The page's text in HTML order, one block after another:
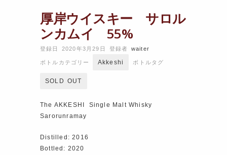
厚岸ウイスキー サロル
ンカムイ 55%
登録日 2020年3月29日 登録者 waiter
ボトルカテゴリー Akkeshi ボトルタグ
SOLD OUT
The AKKESHI Single Malt Whisky
Sarorunramay
Distilled: 2016
Bottled: 2020